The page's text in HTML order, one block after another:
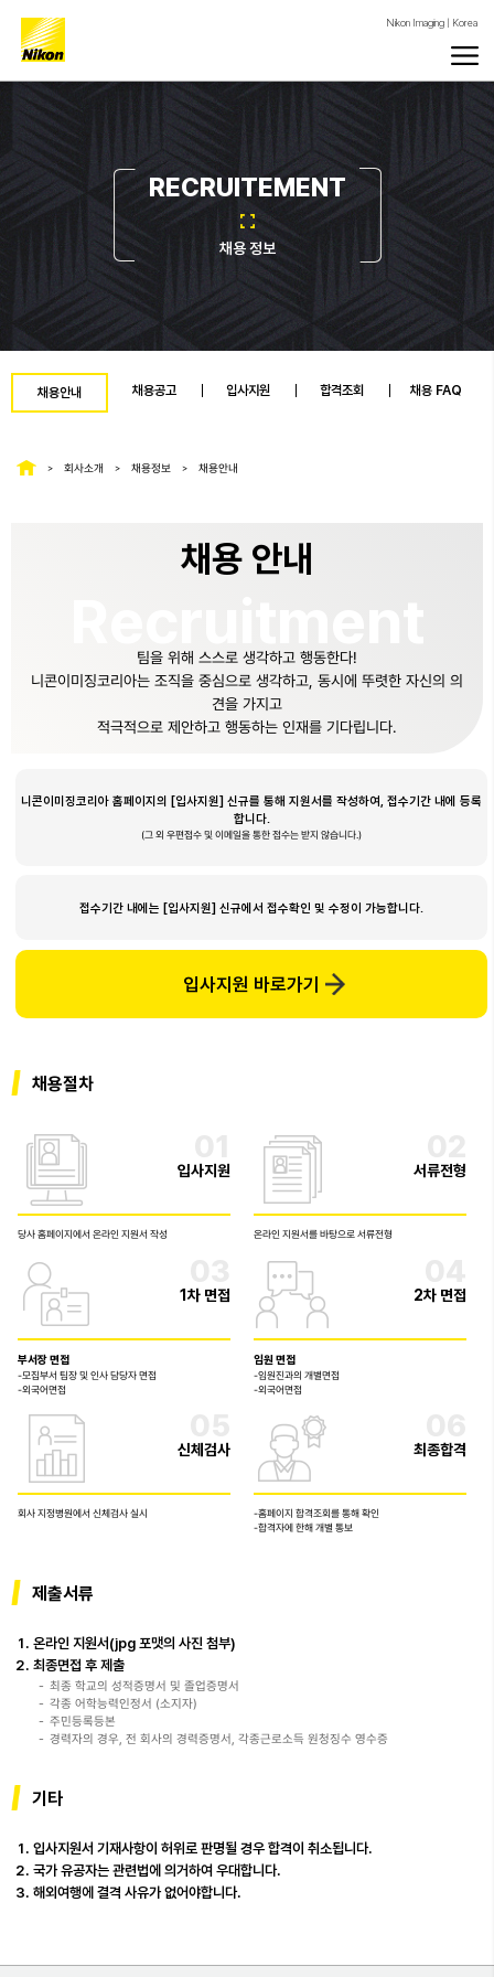
Nikon Imaging | Korea
RECRUITEMENT
채용 정보
채용안내 채용공고 입사지원 합격조회 채용 FAQ
회사소개 채용정보 채용안내
채용 안내
팀을 위해 스스로 생각하고 행동한다!
니콘이미징코리아는 조직을 중심으로 생각하고, 동시에 뚜렷한 자신의 의
견을 가지고
적극적으로 제안하고 행동하는 인재를 기다립니다.
니콘이미징코리아 홈페이지의 [입사지원] 신규를 통해지원서를 작성하여, 접수기간 내에 등록
합니다.
(그 외 우편접수 및 이메일을 통한 접수는 받지 않습니다.)
접수기간 내에는 [입사지원] 신규에서접수확인 및 수정이 가능합니다.
입사지원 바로가기
채용절차
입사지원
당사 홈페이지에서 온라인 지원서 작성
서류전형
온라인 지원서를 바탕으로 서류전형
1차 면접
부서장 면접
-모집부서 팀장 및 인사 담당자 면접
-외국어면접
2차 면접
임원 면접
-임원진과의 개별면접
-외국어면접
신체검사
회사 지정병원에서 신체검사 실시
최종합격
-홈페이지 합격조회를 통해 확인
-합격자에 한해 개별 통보
제출서류
온라인 지원서(jpg 포맷의 사진 첨부)
최종면접 후 제출
최종 학교의 성적증명서 및 졸업증명서
각종 어학능력인정서 (소지자)
주민등록등본
경력자의 경우, 전 회사의 경력증명서, 각종근로소득 원청징수 영수증
기타
입사지원서 기재사항이 허위로 판명될 경우 합격이 취소됩니다.
국가 유공자는 관련법에 의거하여 우대합니다.
해외여행에 결격 사유가 없어야합니다.